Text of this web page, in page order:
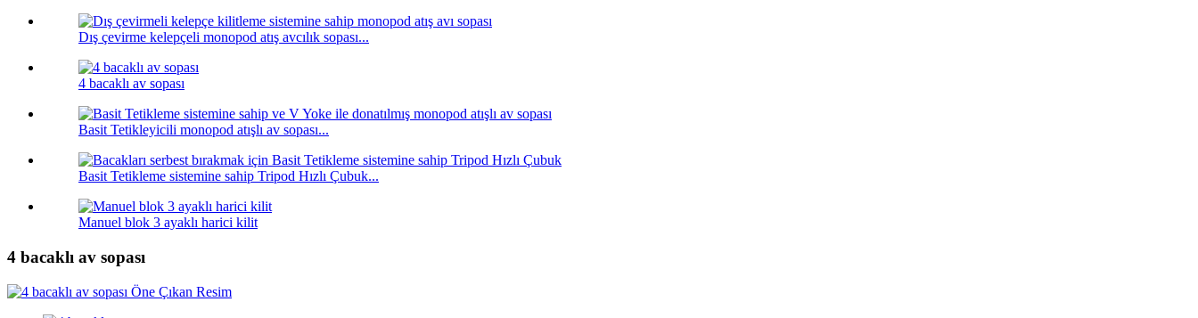
Dış çevirme kelepçeli monopod atış avcılık sopası...
4 bacaklı av sopası
Basit Tetikleyicili monopod atışlı av sopası...
Basit Tetikleme sistemine sahip Tripod Hızlı Çubuk...
Manuel blok 3 ayaklı harici kilit
4 bacaklı av sopası